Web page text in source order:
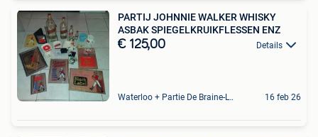
PARTIJ JOHNNIE WALKER WHISKY
ASBAK SPIEGELKRUIKFLESSEN ENZ
€ 125,00 Details
Waterloo + Partie De Braine-L'Alleud, De Ohain 16 feb 26